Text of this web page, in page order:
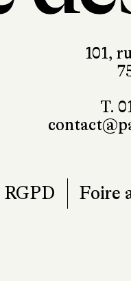
101,
T.
RGPD Foire